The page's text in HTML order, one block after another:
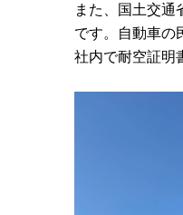
また、国土交通
です。自動車の
社内で耐空証明